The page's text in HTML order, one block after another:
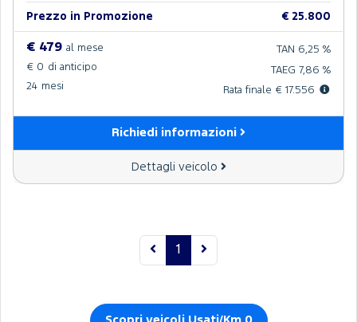
Prezzo in Promozione € 25.800
€ 479 al mese
€ 0 di anticipo
24 mesi
TAN 6,25 %
TAEG 7,86 %
Rata finale € 17.556
Richiedi informazioni
Dettagli veicolo
1